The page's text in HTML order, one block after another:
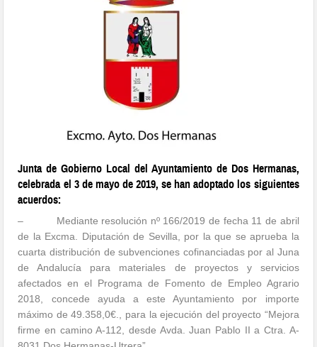
Junta de Gobierno Local del Ayuntamiento de Dos Hermanas,
celebrada el 3 de mayo de 2019, se han adoptado los siguientes
acuerdos:
– Mediante resolución nº 166/2019 de fecha 11 de abril
de la Excma. Diputación de Sevilla, por la que se aprueba la
cuarta distribución de subvenciones cofinanciadas por al Juna
de Andalucía para materiales de proyectos y servicios
afectados en el Programa de Fomento de Empleo Agrario
2018, concede ayuda a este Ayuntamiento por importe
máximo de 49.358,0€., para la ejecución del proyecto “Mejora
firme en camino A-112, desde Avda. Juan Pablo II a Ctra. A-